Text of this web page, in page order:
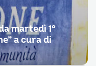
martedì 1°
a cura di